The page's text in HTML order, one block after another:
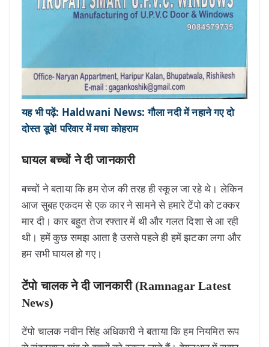
यह भी पढ़ें: Haldwani News: गौला नदी में नहाने गए दो
दोस्त डूबे! परिवार में मचा कोहराम
घायल बच्चों ने दी जानकारी
बच्चों ने बताया कि हम रोज की तरह ही स्कूल जा रहे थे। लेकिन
आज सुबह एकदम से एक कार ने सामने से हमारे टेंपो को टक्कर
मार दी। कार बहुत तेज रफ्तार में थी और गलत दिशा से आ रही
थी। हमें कुछ समझ आता है उससे पहले ही हमें झटका लगा और
हम सभी घायल हो गए।
टेंपो चालक ने दी जानकारी (Ramnagar Latest
News)
टेंपो चालक नवीन सिंह अधिकारी ने बताया कि हम नियमित रूप